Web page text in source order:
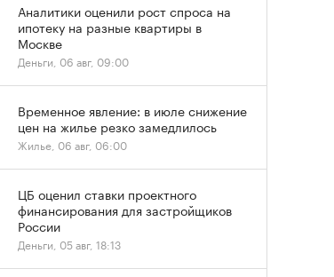
Аналитики оценили рост спроса на
ипотеку на разные квартиры в
Москве
Деньги, 06 авг, 09:00
Временное явление: в июле снижение
цен на жилье резко замедлилось
Жилье, 06 авг, 06:00
ЦБ оценил ставки проектного
финансирования для застройщиков
России
Деньги, 05 авг, 18:13